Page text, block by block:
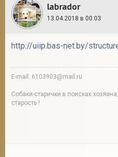
labrador
13.04.2018 в 00:03
E-mail: 6103903@mail.ru
Собаки-старички в поисках
старость !